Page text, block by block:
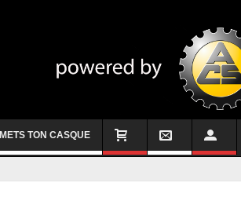
METS TON CASQUE